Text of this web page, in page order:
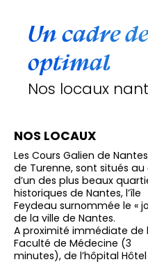
Un cadre
optimal
Nos locaux
NOS LOCAUX
Les Cours Galien de
de Turenne, sont situés
d’un des plus beaux
historiques de Nantes, l’île
Feydeau surnommée le «
de la ville de Nantes.
A proximité immédiate de
Faculté de Médecine (3
minutes), de l’hôpital Hôtel